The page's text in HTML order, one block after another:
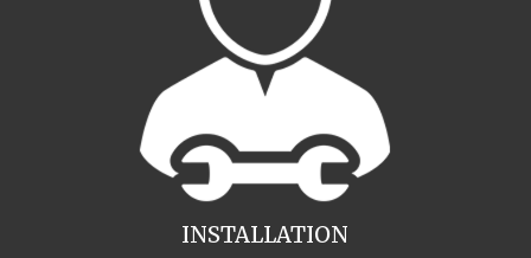
INSTALLATION